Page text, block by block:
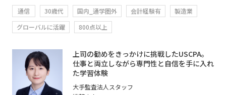
通信
30歳代 国内_通学圏外 会計経験有
製造業
グローバルに活躍
800点以上
上司の勧めをきっかけに挑戦したUSCPA。
仕事と両立しながら専門性と自信を手に入れ
た学習体験
大手監査法人スタッフ